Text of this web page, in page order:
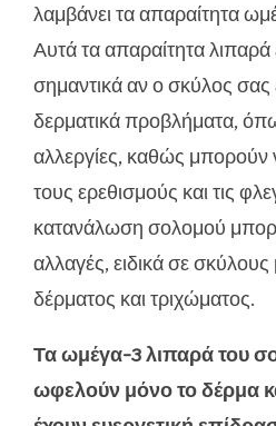
λαμβάνει τα απαραίτητα
Αυτά τα απαραίτητα λιπαρά
σημαντικά αν ο σκύλος σας
δερματικά προβλήματα,
αλλεργίες, καθώς
τους ερεθισμούς και τις
κατανάλωση σολομού
αλλαγές, ειδικά σε
δέρματος και τριχώματος.
Τα ωμέγα-3 λιπαρά του
ωφελούν μόνο το δέρμα